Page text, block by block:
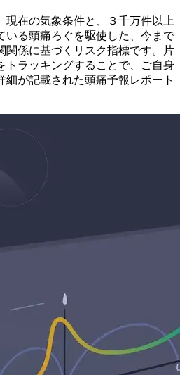
現在の気象条件と、３千万件以上
いる頭痛ろぐを駆使した、今まで
関係に基づくリスク指標です。片
トラッキングすることで、ご自身
細が記載された頭痛予報レポート